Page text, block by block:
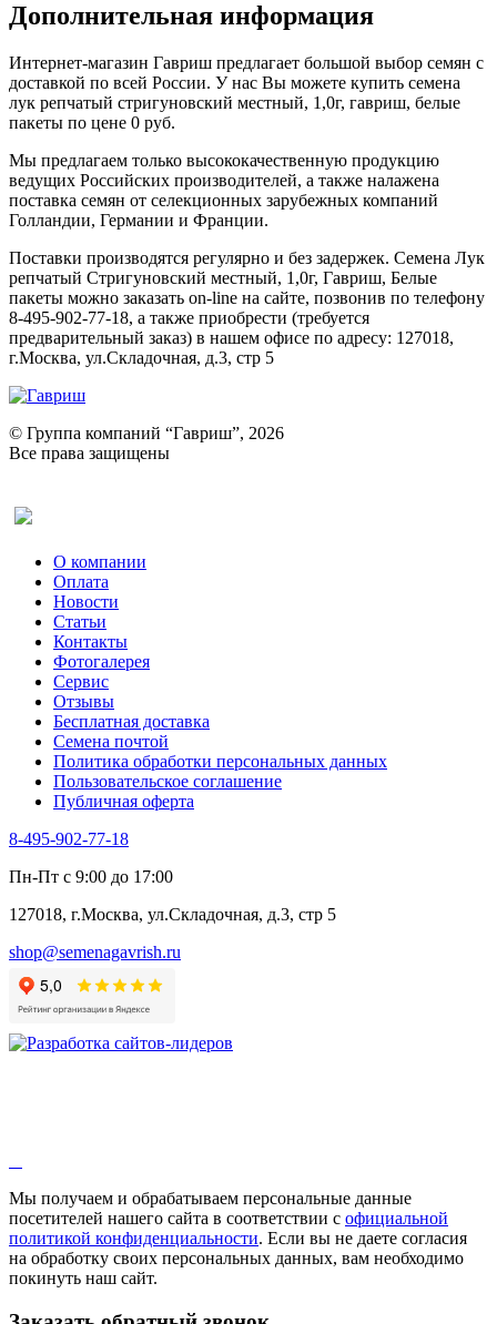
Дополнительная информация
Интернет-магазин Гавриш предлагает большой выбор семян с
доставкой по всей России. У нас Вы можете купить семена
лук репчатый стригуновский местный, 1,0г, гавриш, белые
пакеты по цене 0 руб.
Мы предлагаем только высококачественную продукцию
ведущих Российских производителей, а также налажена
поставка семян от селекционных зарубежных компаний
Голландии, Германии и Франции.
Поставки производятся регулярно и без задержек. Семена Лук
репчатый Стригуновский местный, 1,0г, Гавриш, Белые
пакеты можно заказать on-line на сайте, позвонив по телефону
8-495-902-77-18, а также приобрести (требуется
предварительный заказ) в нашем офисе по адресу: 127018,
г.Москва, ул.Складочная, д.3, стр 5
© Группа компаний “Гавриш”, 2026
Все права защищены
О компании
Оплата
Новости
Статьи
Контакты
Фотогалерея​
Сервис
Отзывы
Бесплатная доставка
Семена почтой
Политика обработки персональных данных
Пользовательское соглашение
Публичная оферта
8-495-902-77-18
Пн-Пт с 9:00 до 17:00
127018, г.Москва, ул.Складочная, д.3, стр 5
shop@semenagavrish.ru
Мы получаем и обрабатываем персональные данные
посетителей нашего сайта в соответствии с официальной
политикой конфиденциальности. Если вы не даете согласия
на обработку своих персональных данных, вам необходимо
покинуть наш сайт.